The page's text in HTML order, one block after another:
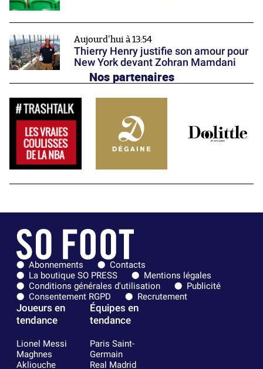
Aujourd'hui à 13:54
Thierry Henry justifie son amour pour
New York devant Zohran Mamdani
Nos partenaires
Abonnements
Contacts
La boutique SO PRESS
Mentions légales
Conditions générales d'utilisation
Publicité
Consentement RGPD
Recrutement
Joueurs en
tendance
Lionel Messi
Maghnes
Akliouche
Équipes en
tendance
Paris Saint-
Germain
Real Madrid